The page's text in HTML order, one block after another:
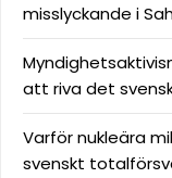
misslyckande i
att riva det
Varför nukleära
svenskt